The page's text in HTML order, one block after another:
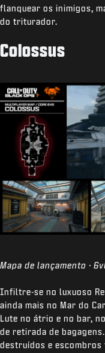
flanquear os inimigos,
do triturador.
Colossus
Mapa de lançamento ·
Infiltre-se no luxuoso
ainda mais no Mar do
Lute no átrio e no bar,
de retirada de
destruídos e